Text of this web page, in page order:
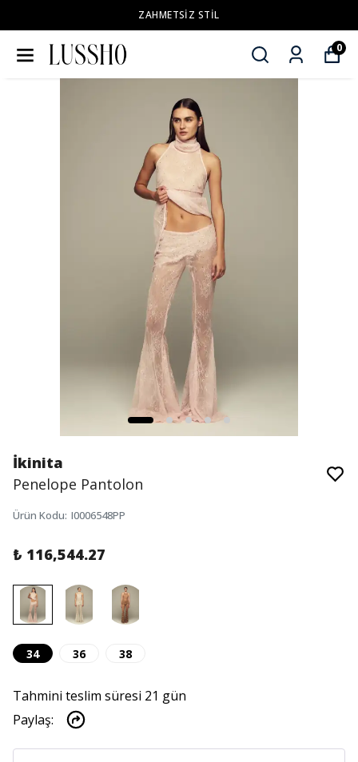
ZAHMETSİZ STİL
0
İkinita
Penelope Pantolon
Ürün Kodu: I0006548PP
₺ 116,544.27
34 36 38
Tahmini teslim süresi 21 gün
Paylaş: